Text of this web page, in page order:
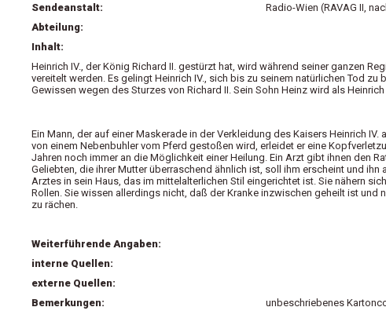
Sendeanstalt:
Radio-Wien (RAVAG II,
Abteilung:
Inhalt:
Heinrich IV., der König Richard II. gestürzt hat, wird während seiner ganzen
vereitelt werden. Es gelingt Heinrich IV., sich bis zu seinem natürlichen Tod
Gewissen wegen des Sturzes von Richard II. Sein Sohn Heinz wird als
Ein Mann, der auf einer Maskerade in der Verkleidung des Kaisers Heinrich
von einem Nebenbuhler vom Pferd gestoßen wird, erleidet er eine
Jahren noch immer an die Möglichkeit einer Heilung. Ein Arzt gibt ihnen den
Geliebten, die ihrer Mutter überraschend ähnlich ist, soll ihm erscheint und
Arztes in sein Haus, das im mittelalterlichen Stil eingerichtet ist. Sie nähern
Rollen. Sie wissen allerdings nicht, daß der Kranke inzwischen geheilt ist
zu rächen.
Weiterführende Angaben:
interne Quellen:
externe Quellen:
Bemerkungen:
unbeschriebenes